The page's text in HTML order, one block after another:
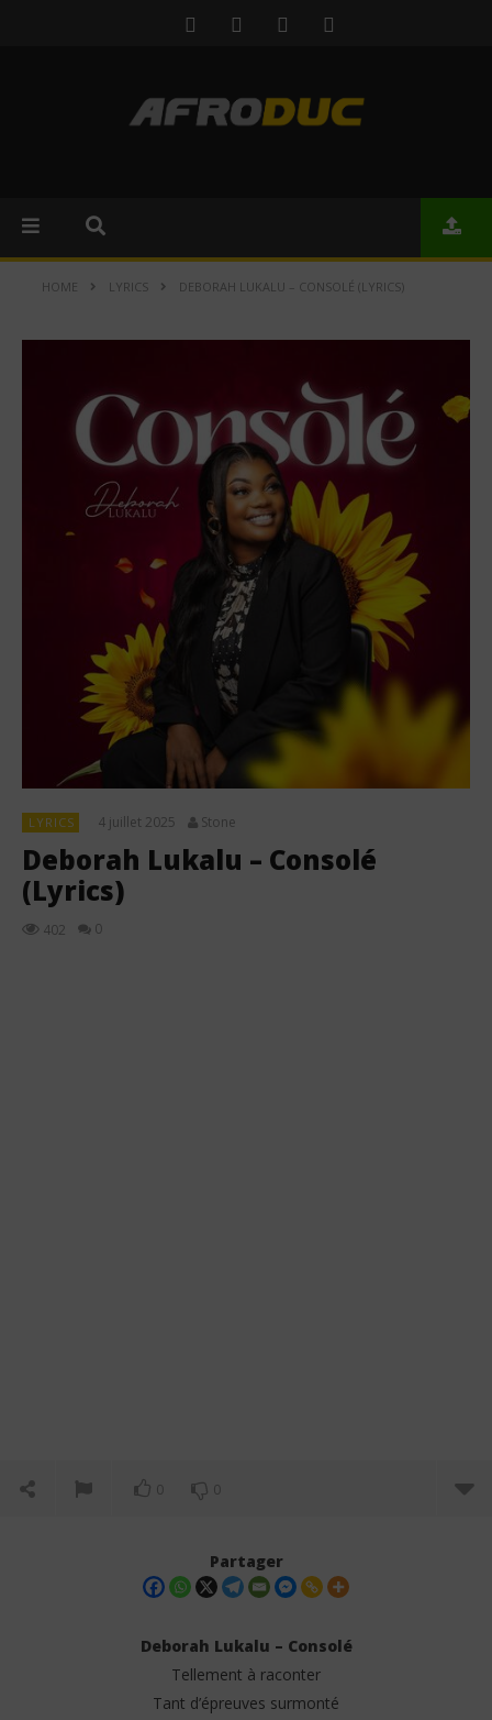
HOME LYRICS DEBORAH LUKALU – CONSOLÉ (LYRICS)
LYRICS 4 juillet 2025 Stone
Deborah Lukalu – Consolé
(Lyrics)
402 0
0 0
Partager
Deborah Lukalu – Consolé
Tellement à raconter
Tant d’épreuves surmonté